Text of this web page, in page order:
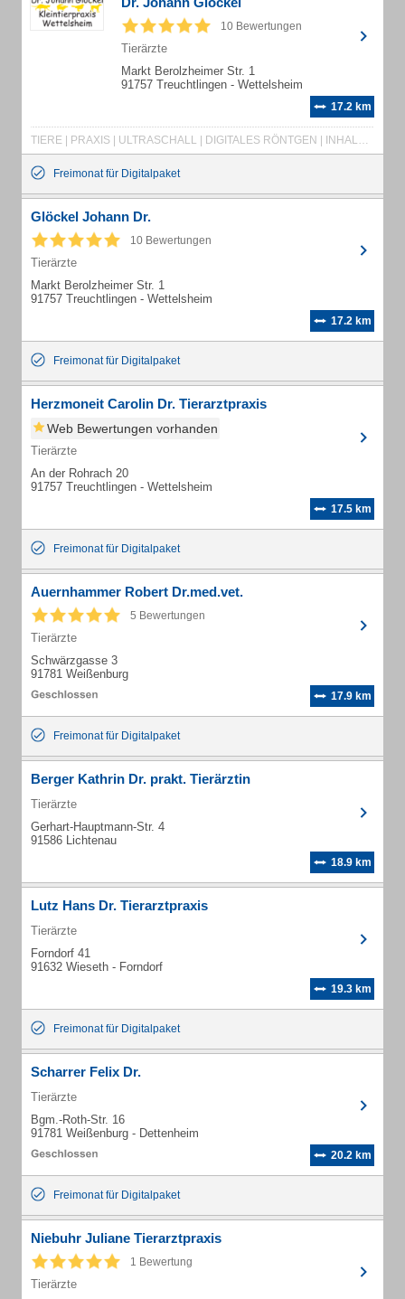
10 Bewertungen
Tierärzte
Markt Berolzheimer Str. 1
91757 Treuchtlingen - Wettelsheim
17.2 km
TIERE | PRAXIS | ULTRASCHALL | DIGITALES RÖNTGEN | INHALATIONSNARKOSE | NARKOSEMONITORING | PATIENTEN | IMPFUNGEN | STANDARDBEHANDLUNGEN | OPERATIONEN | KASTRATIONEN | KAISERSCHNITT | WEICHTEILCHIRUGIE | KLEINTIERPRAXIS | DIENSTLEISTUNGEN | PRODUKTE | HILFE | SERVICE | BEHANDLUNG | HAUSTIERBEHANDLUNG | HUNDEIMPFUNG | HUNDEKASTRATIONEN | KATZENIMPFUNG | KATZENKASTRATION | KLEINTIERBEHANDLUNG | KLEINTIERKRANKHEITEN | TIERBEHANDLUNG | TIERIMPFUNGEN | TIERÄRZTE
Freimonat für Digitalpaket
Glöckel Johann Dr.
10 Bewertungen
Tierärzte
Markt Berolzheimer Str. 1
91757 Treuchtlingen - Wettelsheim
17.2 km
Freimonat für Digitalpaket
Herzmoneit Carolin Dr. Tierarztpraxis
Web Bewertungen vorhanden
Tierärzte
An der Rohrach 20
91757 Treuchtlingen - Wettelsheim
17.5 km
Freimonat für Digitalpaket
Auernhammer Robert Dr.med.vet.
5 Bewertungen
Tierärzte
Schwärzgasse 3
91781 Weißenburg
17.9 km
Freimonat für Digitalpaket
Berger Kathrin Dr. prakt. Tierärztin
Tierärzte
Gerhart-Hauptmann-Str. 4
91586 Lichtenau
18.9 km
Lutz Hans Dr. Tierarztpraxis
Tierärzte
Forndorf 41
91632 Wieseth - Forndorf
19.3 km
Freimonat für Digitalpaket
Scharrer Felix Dr.
Tierärzte
Bgm.-Roth-Str. 16
91781 Weißenburg - Dettenheim
20.2 km
Freimonat für Digitalpaket
Niebuhr Juliane Tierarztpraxis
1 Bewertung
Tierärzte